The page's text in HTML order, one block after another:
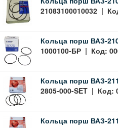
21083100010032 |
Кольца порш ВАЗ-
1000100-БР | Код:
Кольца порш ВАЗ-
2805-000-SET | Код:
Кольца порш ВАЗ-